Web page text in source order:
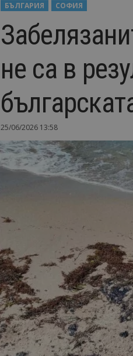
БЪЛГАРИЯ
СОФИЯ
не са в
25/06/2026 13:58